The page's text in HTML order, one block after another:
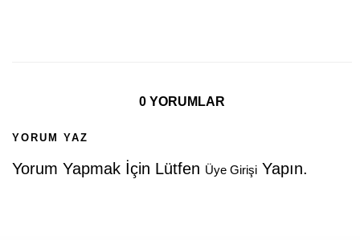
0 YORUMLAR
YORUM YAZ
Yorum Yapmak İçin Lütfen Üye Girişi Yapın.